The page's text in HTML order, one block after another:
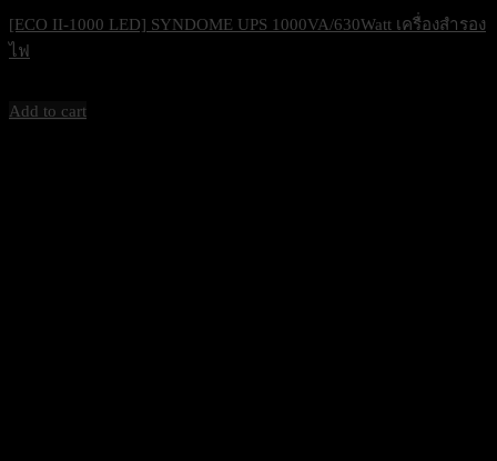
[ECO II-1000 LED] SYNDOME UPS 1000VA/630Watt เครื่องสำรอง
ไฟ
Add to cart